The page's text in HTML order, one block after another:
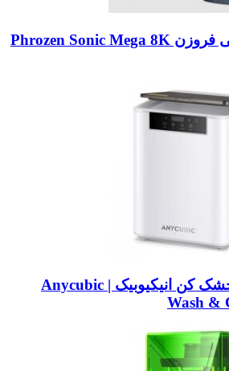
پرینتر سه بعدی رزینی فروزن Phrozen Sonic Mega 8K
دستگاه شستشو و خشک کن انیکیوبیک | Anycubic
Wash &